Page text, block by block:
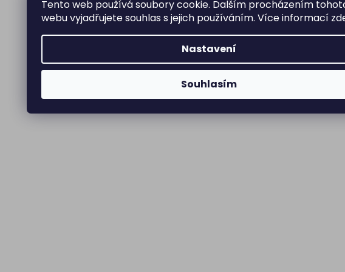
Tento web používá soubory cookie. Dalším procházením
webu vyjadřujete souhlas s jejich používáním. Více informací
Nastavení
Souhlasím